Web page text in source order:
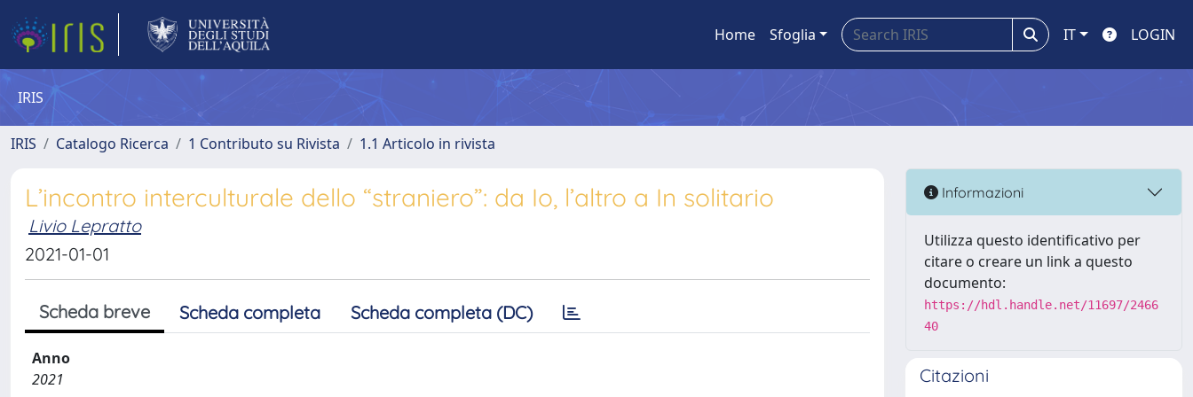
Home Sfoglia IT LOGIN
IRIS
IRIS Catalogo Ricerca 1 Contributo su Rivista 1.1 Articolo in rivista
L’incontro interculturale dello “straniero”: da Io, l’altro a In solitario
Livio Lepratto
2021-01-01
Scheda breve Scheda completa Scheda completa (DC)
Anno
2021
Informazioni
Utilizza questo identificativo per
citare o creare un link a questo
documento:
https://hdl.handle.net/11697/2466
40
Citazioni